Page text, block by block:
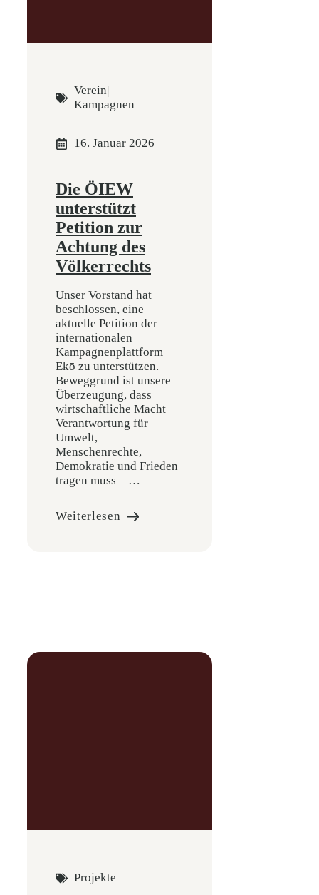
Verein|
Kampagnen
16. Januar 2026
Die ÖIEW
unterstützt
Petition zur
Achtung des
Völkerrechts
Unser Vorstand hat
beschlossen, eine
aktuelle Petition der
internationalen
Kampagnenplattform
Ekō zu unterstützen.
Beweggrund ist unsere
Überzeugung, dass
wirtschaftliche Macht
Verantwortung für
Umwelt,
Menschenrechte,
Demokratie und Frieden
tragen muss – …
Weiterlesen
Projekte